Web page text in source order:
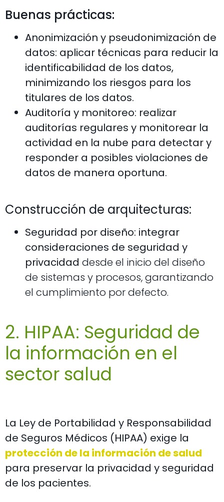
Buenas prácticas:
Anonimización y pseudonimización de
datos: aplicar técnicas para reducir la
identificabilidad de los datos,
minimizando los riesgos para los
titulares de los datos.
Auditoría y monitoreo: realizar
auditorías regulares y monitorear la
actividad en la nube para detectar y
responder a posibles violaciones de
datos de manera oportuna.
Construcción de arquitecturas:
Seguridad por diseño: integrar
consideraciones de seguridad y
privacidad desde el inicio del diseño
de sistemas y procesos, garantizando
el cumplimiento por defecto.
2. HIPAA: Seguridad de
la información en el
sector salud
La Ley de Portabilidad y Responsabilidad
de Seguros Médicos (HIPAA) exige la
protección de la información de salud
para preservar la privacidad y seguridad
de los pacientes.